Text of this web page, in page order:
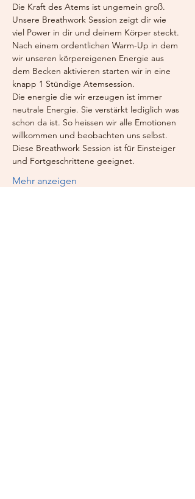
Die Kraft des Atems ist ungemein groß.
Unsere Breathwork Session zeigt dir wie
viel Power in dir und deinem Körper steckt.
Nach einem ordentlichen Warm-Up in dem
wir unseren körpereigenen Energie aus
dem Becken aktivieren starten wir in eine
knapp 1 Stündige Atemsession.
Die energie die wir erzeugen ist immer
neutrale Energie. Sie verstärkt lediglich was
schon da ist. So heissen wir alle Emotionen
willkommen und beobachten uns selbst.
Diese Breathwork Session ist für Einsteiger
und Fortgeschrittene geeignet.
Mehr anzeigen